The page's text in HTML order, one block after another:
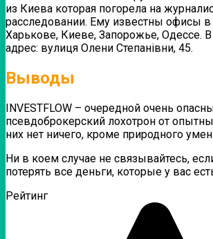
из Киева которая погорела на
расследовании. Ему известны офисы
Харькове, Киеве, Запорожье, Одессе.
адрес: вулиця Олени Степанівни, 45.
Выводы
INVESTFLOW – очередной очень
псевдоброкерский лохотрон от
них нет ничего, кроме природного
Ни в коем случае не связывайтесь,
потерять все деньги, которые у вас
Рейтинг